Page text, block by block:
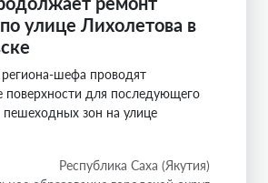
улице Лихолетова в
шефа проводят
поверхности для последующего
пешеходных зон на улице
Республика Саха (Якутия)